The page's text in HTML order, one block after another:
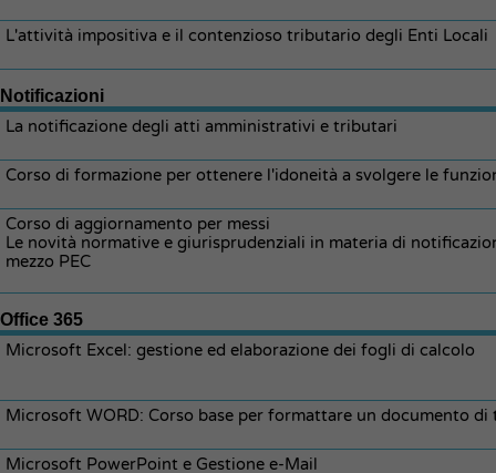
L'attività impositiva e il contenzioso tributario degli Enti Locali
Notificazioni
La notificazione degli atti amministrativi e tributari
Corso di formazione per ottenere l'idoneità a svolgere le
Corso di aggiornamento per messi
Le novità normative e giurisprudenziali in materia di
mezzo PEC
Office 365
Microsoft Excel: gestione ed elaborazione dei fogli di calcolo
Microsoft WORD: Corso base per formattare un documento di
Microsoft PowerPoint e Gestione e-Mail